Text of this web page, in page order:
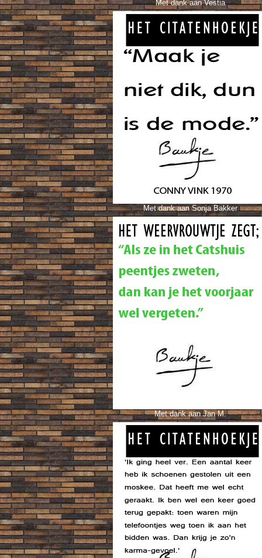
Met dank aan Vestia
Met dank aan Sonja Bakker
Met dank aan Jan M.